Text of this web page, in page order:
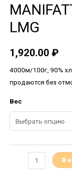
LMG
1,920.00 ₽
4000м/100г, 90%
продаются без
Вес
В